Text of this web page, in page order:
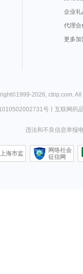
企业礼
代理合
更多加
1999-2026 ctrip.com .
号丨 互联网药
违法和不良信息举报
上海市监
网络社会
征信网